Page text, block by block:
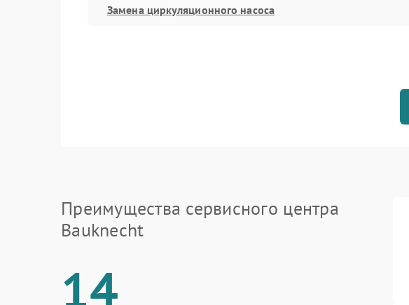
Замена циркуляционного насоса
Преимущества сервисного центра
Bauknecht
14